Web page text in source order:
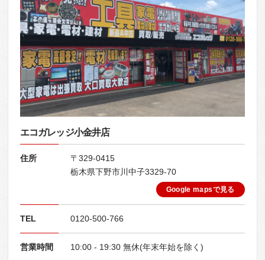
エコガレッジ小金井店
住所
〒329-0415
栃木県下野市川中子3329-70
Google mapsで見る
TEL 0120-500-766
営業時間 10:00 - 19:30 無休(年末年始を除く)